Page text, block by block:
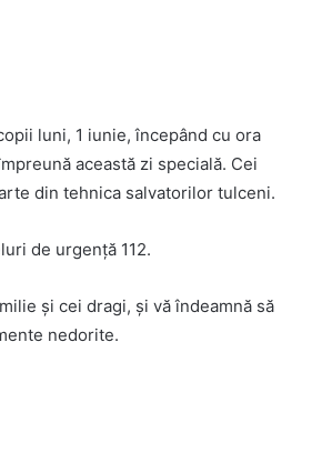
luni, 1 iunie, începând cu ora
această zi specială. Cei
din tehnica salvatorilor tulceni.
de urgență 112.
și cei dragi, și vă îndeamnă să
nedorite.